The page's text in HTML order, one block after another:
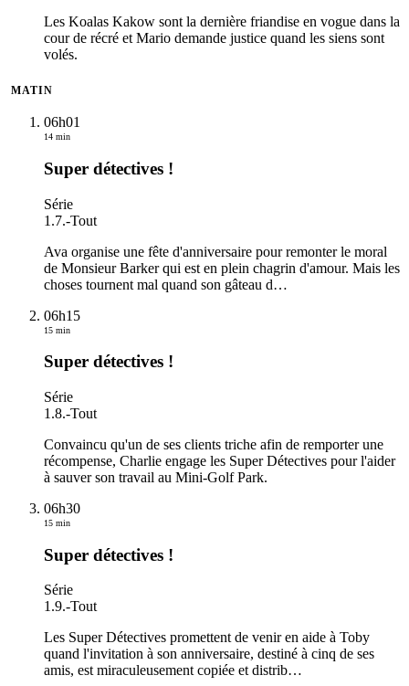
Les Koalas Kakow sont la dernière friandise en vogue dans la
cour de récré et Mario demande justice quand les siens sont
volés.
MATIN
06h01
14 min
Super détectives !
Série
1.7.-Tout
Ava organise une fête d'anniversaire pour remonter le moral
de Monsieur Barker qui est en plein chagrin d'amour. Mais les
choses tournent mal quand son gâteau d…
06h15
15 min
Super détectives !
Série
1.8.-Tout
Convaincu qu'un de ses clients triche afin de remporter une
récompense, Charlie engage les Super Détectives pour l'aider
à sauver son travail au Mini-Golf Park.
06h30
15 min
Super détectives !
Série
1.9.-Tout
Les Super Détectives promettent de venir en aide à Toby
quand l'invitation à son anniversaire, destiné à cinq de ses
amis, est miraculeusement copiée et distrib…